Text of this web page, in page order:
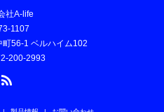
社A-life
1107
56-1 ベルハイム102
200-2993